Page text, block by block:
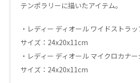
テンポラリーに描いたアイテム。
・レディー ディオール ワイドストラ
サイズ：24x20x11cm
・レディー ディオール マイクロカナ
サイズ：24x20x11cm